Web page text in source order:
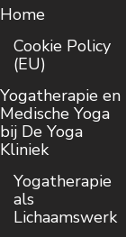
Home
Cookie Policy
(EU)
Yogatherapie en
Medische Yoga
bij De Yoga
Kliniek
Yogatherapie
als
Lichaamswerk